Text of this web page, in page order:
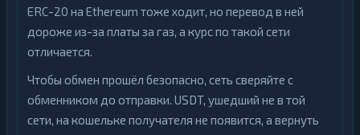
ERC-20 на Ethereum тоже ходит, но перевод в ней
дороже из-за платы за газ, а курс по такой сети
отличается.
Чтобы обмен прошёл безопасно, сеть сверяйте с
обменником до отправки. USDT, ушедший не в той
сети, на кошельке получателя не появится, а вернуть